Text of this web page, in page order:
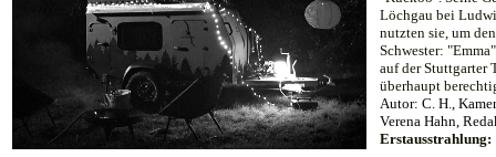
Löchgau bei
nutzten sie, um
Schwester:
auf der Stuttgarter
überhaupt
Autor: C. H.,
Verena Hahn,
Erstausstrahlung: